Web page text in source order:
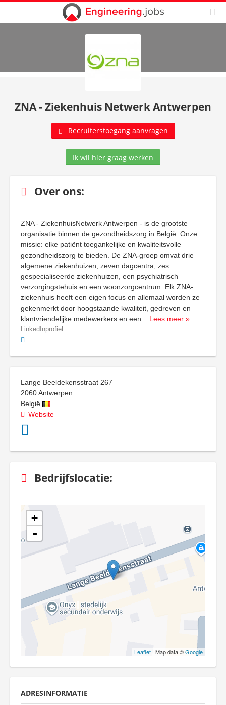
ZNA - Ziekenhuis Netwerk Antwerpen
Recruiterstoegang aanvragen
Ik wil hier graag werken
Over ons:
ZNA - ZiekenhuisNetwerk Antwerpen - is de grootste
organisatie binnen de gezondheidszorg in België. Onze
missie: elke patiënt toegankelijke en kwaliteitsvolle
gezondheidszorg te bieden. De ZNA-groep omvat drie
algemene ziekenhuizen, zeven dagcentra, zes
gespecialiseerde ziekenhuizen, een psychiatrisch
verzorgingstehuis en een woonzorgcentrum. Elk ZNA-
ziekenhuis heeft een eigen focus en allemaal worden ze
gekenmerkt door hoogstaande kwaliteit, gedreven en
klantvriendelijke medewerkers en een
Lees meer »
LinkedInprofiel:
Lange Beeldekensstraat 267
2060Antwerpen
België
Website
Bedrijfslocatie:
+
-
Leaflet | Map data ©Google
ADRESINFORMATIE